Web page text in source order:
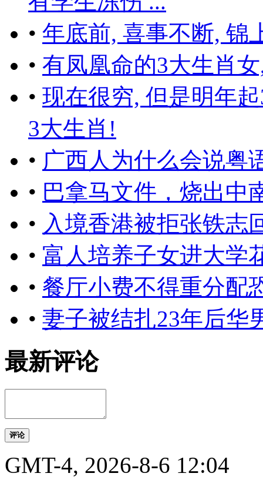
• 年底前, 喜事不断, 锦
• 有凤凰命的3大生肖
• 现在很穷, 但是明年
3大生肖!
• 广西人为什么会说粤
• 巴拿马文件，烧出中
• 入境香港被拒张铁志
• 富人培养子女进大学
• 餐厅小费不得重分配
• 妻子被结扎23年后华
最新评论
评论
GMT-4, 2026-8-6 12:04